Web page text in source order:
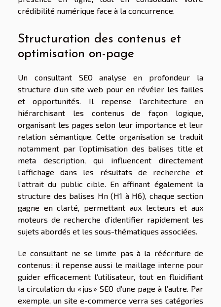
crédibilité numérique face à la concurrence.
Structuration des contenus et
optimisation on-page
Un consultant SEO analyse en profondeur la
structure d’un site web pour en révéler les failles
et opportunités. Il repense l’architecture en
hiérarchisant les contenus de façon logique,
organisant les pages selon leur importance et leur
relation sémantique. Cette organisation se traduit
notamment par l’optimisation des balises title et
meta description, qui influencent directement
l’affichage dans les résultats de recherche et
l’attrait du public cible. En affinant également la
structure des balises Hn (H1 à H6), chaque section
gagne en clarté, permettant aux lecteurs et aux
moteurs de recherche d’identifier rapidement les
sujets abordés et les sous-thématiques associées.
Le consultant ne se limite pas à la réécriture de
contenus : il repense aussi le maillage interne pour
guider efficacement l’utilisateur, tout en fluidifiant
la circulation du « jus » SEO d’une page à l’autre. Par
exemple, un site e-commerce verra ses catégories